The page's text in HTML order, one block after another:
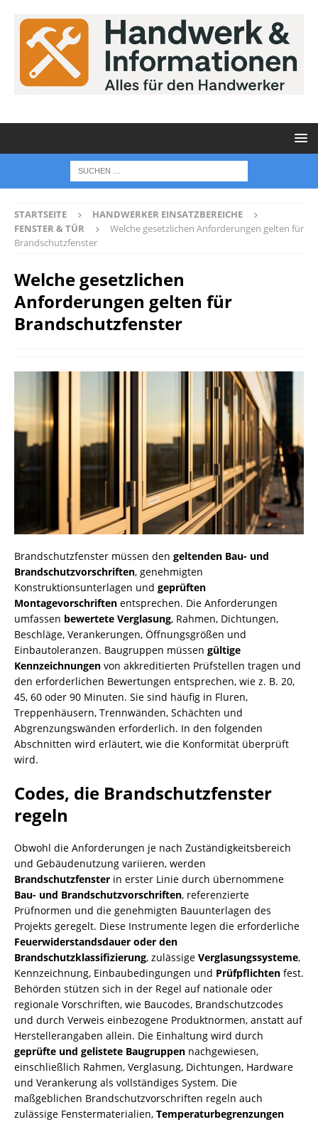
STARTSEITE
HANDWERKER EINSATZBEREICHE
FENSTER & TÜR
Welche gesetzlichen Anforderungen gelten für
Brandschutzfenster
Welche gesetzlichen
Anforderungen gelten für
Brandschutzfenster
Brandschutzfenster müssen den geltenden Bau- und
Brandschutzvorschriften, genehmigten
Konstruktionsunterlagen und geprüften
Montagevorschriften entsprechen. Die Anforderungen
umfassen bewertete Verglasung, Rahmen, Dichtungen,
Beschläge, Verankerungen, Öffnungsgrößen und
Einbautoleranzen. Baugruppen müssen gültige
Kennzeichnungen von akkreditierten Prüfstellen tragen und
den erforderlichen Bewertungen entsprechen, wie z. B. 20,
45, 60 oder 90 Minuten. Sie sind häufig in Fluren,
Treppenhäusern, Trennwänden, Schächten und
Abgrenzungswänden erforderlich. In den folgenden
Abschnitten wird erläutert, wie die Konformität überprüft
wird.
Codes, die Brandschutzfenster
regeln
Obwohl die Anforderungen je nach Zuständigkeitsbereich
und Gebäudenutzung variieren, werden
Brandschutzfenster in erster Linie durch übernommene
Bau- und Brandschutzvorschriften, referenzierte
Prüfnormen und die genehmigten Bauunterlagen des
Projekts geregelt. Diese Instrumente legen die erforderliche
Feuerwiderstandsdauer oder den
Brandschutzklassifizierung, zulässige Verglasungssysteme,
Kennzeichnung, Einbaubedingungen und Prüfpflichten fest.
Behörden stützen sich in der Regel auf nationale oder
regionale Vorschriften, wie Baucodes, Brandschutzcodes
und durch Verweis einbezogene Produktnormen, anstatt auf
Herstellerangaben allein. Die Einhaltung wird durch
geprüfte und gelistete Baugruppen nachgewiesen,
einschließlich Rahmen, Verglasung, Dichtungen, Hardware
und Verankerung als vollständiges System. Die
maßgeblichen Brandschutzvorschriften regeln auch
zulässige Fenstermaterialien, Temperaturbegrenzungen